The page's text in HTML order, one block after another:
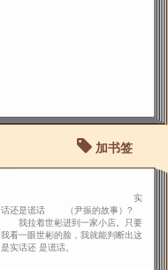
加书签
实
话还是谎话 （尹振的故事）?
我拉着世彬进到一家小店。只要
我看一眼世彬的脸，我就能判断出这
是实话还 是谎话。